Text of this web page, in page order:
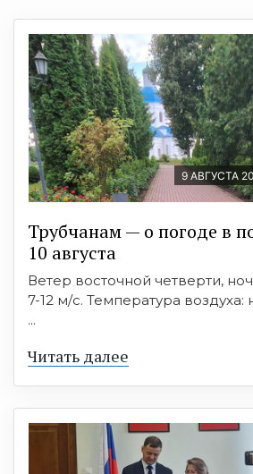
9 АВГУСТА
Трубчанам — о погоде в
10 августа
Ветер восточной четверти,
7-12 м/с. Температура воздуха:
...
Читать далее